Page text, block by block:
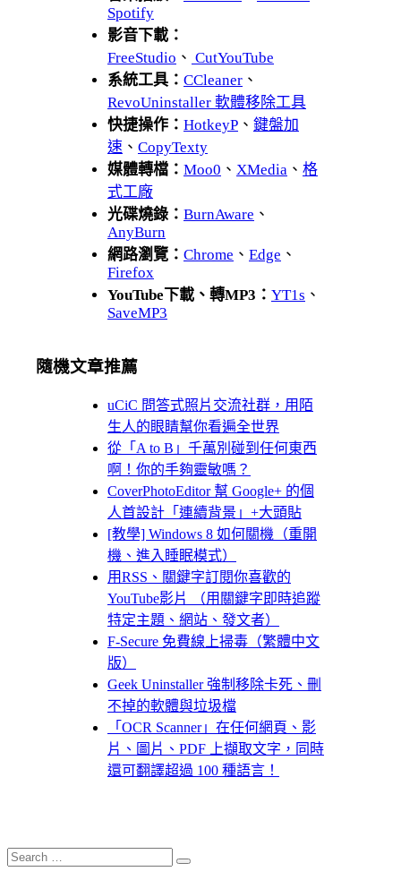
Spotify
影音下載：
FreeStudio 、 CutYouTube
系統工具： CCleaner 、
RevoUninstaller 軟體移除工具
快捷操作： HotkeyP 、 鍵盤加
速 、 CopyTexty
媒體轉檔： Moo0 、 XMedia 、 格
式工廠
光碟燒錄： BurnAware 、
AnyBurn
網路瀏覽： Chrome 、 Edge 、
Firefox
YouTube下載、轉MP3： YT1s 、
SaveMP3
隨機文章推薦
uCiC 問答式照片交流社群，用陌
生人的眼睛幫你看遍全世界
從「A to B」千萬別碰到任何東西
啊！你的手夠靈敏嗎？
CoverPhotoEditor 幫 Google+ 的個
人首設計「連續背景」+大頭貼
[教學] Windows 8 如何關機（重開
機、進入睡眠模式）
用RSS、關鍵字訂閱你喜歡的
YouTube影片 （用關鍵字即時追蹤
特定主題、網站、發文者）
F-Secure 免費線上掃毒（繁體中文
版）
Geek Uninstaller 強制移除卡死、刪
不掉的軟體與垃圾檔
「OCR Scanner」在任何網頁、影
片、圖片、PDF 上擷取文字，同時
還可翻譯超過 100 種語言！
Search
for:
Search